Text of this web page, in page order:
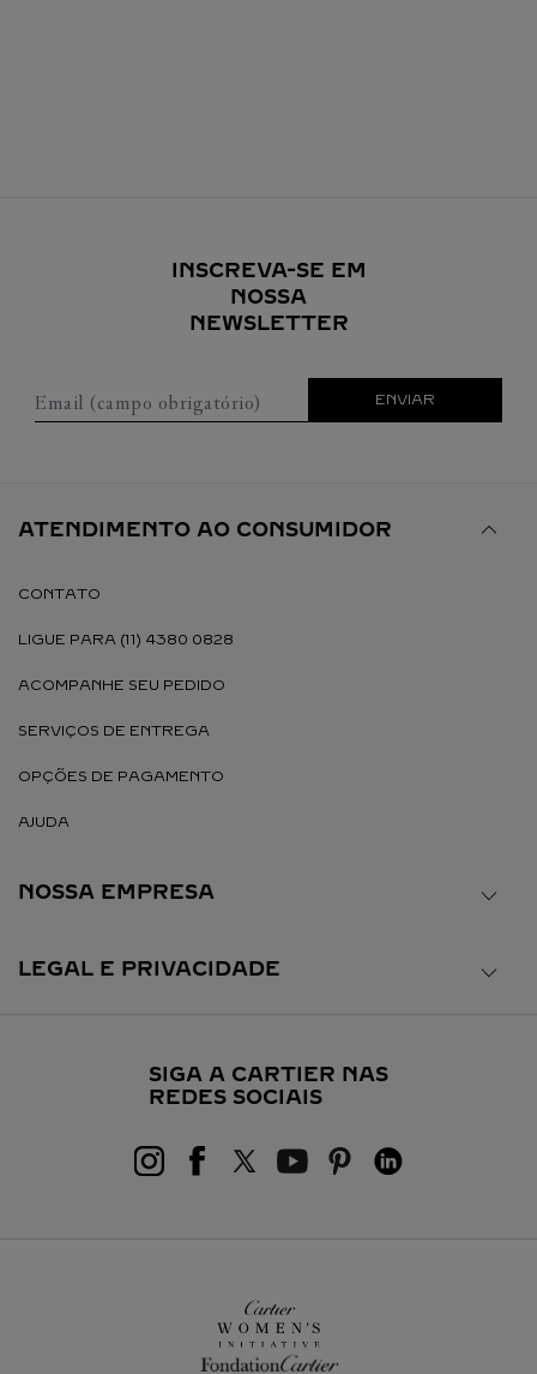
INSCREVA-SE EM
NOSSA
NEWSLETTER
Email (campo obrigatório) ENVIAR
ATENDIMENTO AO CONSUMIDOR
CONTATO
LIGUE PARA (11) 4380 0828
ACOMPANHE SEU PEDIDO
SERVIÇOS DE ENTREGA
OPÇÕES DE PAGAMENTO
AJUDA
NOSSA EMPRESA
LEGAL E PRIVACIDADE
SIGA A CARTIER NAS
REDES SOCIAIS